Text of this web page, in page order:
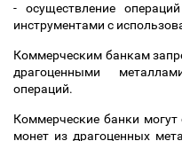
- осуществление
инструментами с
Коммерческим банкам
драгоценными
операций.
Коммерческие банки
монет из драгоценных